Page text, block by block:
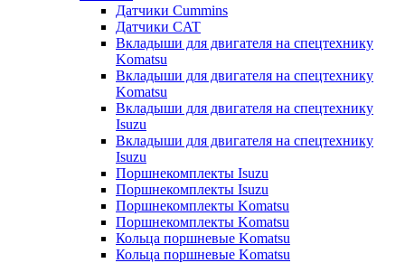
Датчики Cummins
Датчики CAT
Вкладыши для двигателя на спецтехнику
Komatsu
Вкладыши для двигателя на спецтехнику
Komatsu
Вкладыши для двигателя на спецтехнику
Isuzu
Вкладыши для двигателя на спецтехнику
Isuzu
Поршнекомплекты Isuzu
Поршнекомплекты Isuzu
Поршнекомплекты Komatsu
Поршнекомплекты Komatsu
Кольца поршневые Komatsu
Кольца поршневые Komatsu